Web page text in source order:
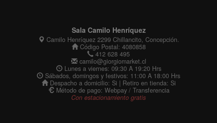
Sala Camilo Henríquez
Camilo Henríquez 2299 Chillancito, Concepción.
Código Postal: 4080858
412 628 495
camilo@giorgiomarket.cl
Lunes a viernes: 09:30 A 19:20 Hrs
Sábados, domingos y festivos: 11:00 A 18:00 Hrs
Despacho a domicilio: Si | Retiro en tienda: Si
Método de pago: Webpay / Transferencia
Con estacionamiento gratis